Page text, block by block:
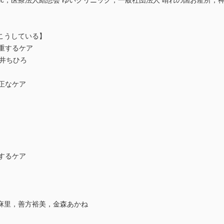
している】
するケア
ちひろ
なケア
るケア
里，善方裕美，金森あかね